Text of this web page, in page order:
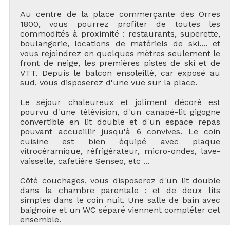
Au centre de la place commerçante des Orres
1800, vous pourrez profiter de toutes les
commodités à proximité : restaurants, superette,
boulangerie, locations de matériels de ski.... et
vous rejoindrez en quelques mètres seulement le
front de neige, les premières pistes de ski et de
VTT. Depuis le balcon ensoleillé, car exposé au
sud, vous disposerez d'une vue sur la place.
Le séjour chaleureux et joliment décoré est
pourvu d'une télévision, d'un canapé-lit gigogne
convertible en lit double et d'un espace repas
pouvant accueillir jusqu'à 6 convives. Le coin
cuisine est bien équipé avec plaque
vitrocéramique, réfrigérateur, micro-ondes, lave-
vaisselle, cafetière Senseo, etc ...
Côté couchages, vous disposerez d'un lit double
dans la chambre parentale ; et de deux lits
simples dans le coin nuit. Une salle de bain avec
baignoire et un WC séparé viennent compléter cet
ensemble.